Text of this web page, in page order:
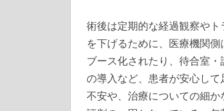
術後は定期的な経過観察や
を下げるために、医療機関
ブース化されたり、待合室
の導入など、患者が安心し
不安や、治療についての細